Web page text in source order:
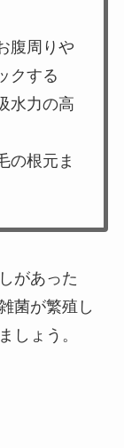
腹周りや
クする
水力の高
の根元ま
があった
菌が繁殖し
しょう。